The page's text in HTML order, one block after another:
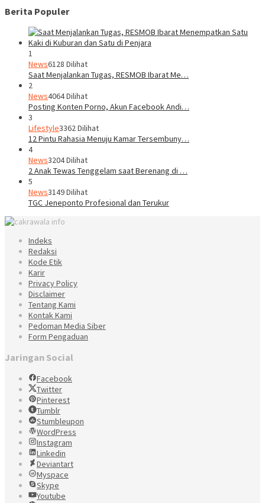
Berita Populer
1
News6128 Dilihat
Saat Menjalankan Tugas, RESMOB Ibarat Me…
2
News4064 Dilihat
Posting Konten Porno, Akun Facebook Andi…
3
Lifestyle3362 Dilihat
12 Pintu Rahasia Menuju Kamar Tersembuny…
4
News3204 Dilihat
2 Anak Tewas Tenggelam saat Berenang di …
5
News3149 Dilihat
TGC Jeneponto Profesional dan Terukur
Indeks
Redaksi
Kode Etik
Karir
Privacy Policy
Disclaimer
Tentang Kami
Kontak Kami
Pedoman Media Siber
Form Pengaduan
Jaringan Social
Facebook
Twitter
Pinterest
Tumblr
Stumbleupon
WordPress
Instagram
Linkedin
Deviantart
Myspace
Skype
Youtube